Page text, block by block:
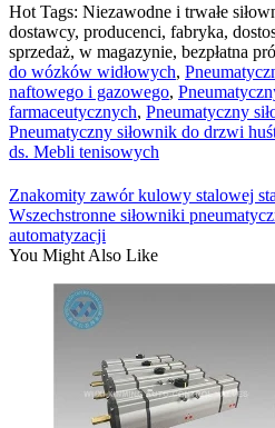
Hot Tags: Niezawodne i trwałe
dostawcy, producenci, fabryka,
sprzedaż, w magazynie, bezpłatna
do wózków widłowych,
naftowego i gazowego,
farmaceutycznych, Pneumatyczny
Pneumatyczny siłownik do drzwi
ds. Mebli tenisowych
Znakomity zawór kulowy stalowej
Wszechstronne siłowniki
automatyzacji
You Might Also Like